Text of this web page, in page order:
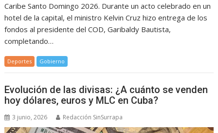
Caribe Santo Domingo 2026. Durante un acto celebrado en un
hotel de la capital, el ministro Kelvin Cruz hizo entrega de los
fondos al presidente del COD, Garibaldy Bautista,
completando…
Deportes Gobierno
Evolución de las divisas: ¿A cuánto se venden
hoy dólares, euros y MLC en Cuba?
3 junio, 2026 Redacción SinSurrapa